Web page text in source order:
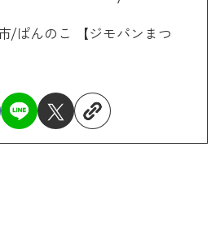
/ぱんのこ 【ジモパンまつ